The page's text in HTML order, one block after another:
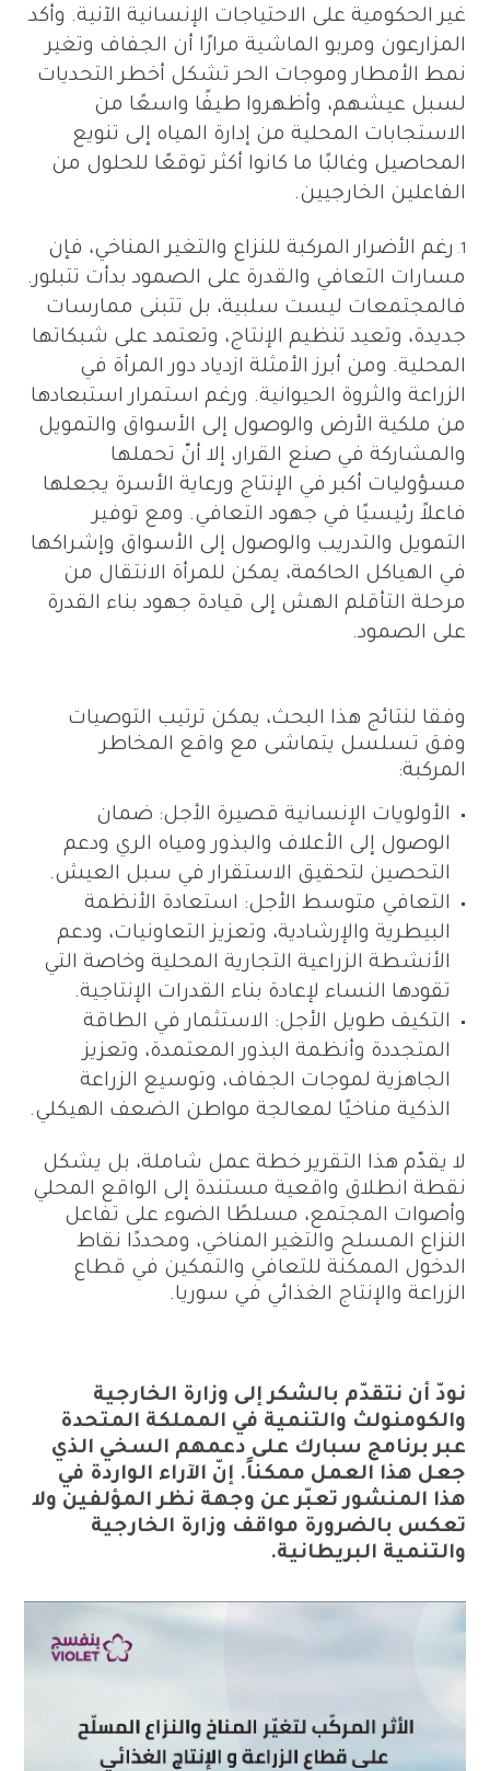
غير الحكومية على الاحتياجات الإنسانية الآنية. وأكد
المزارعون ومربو الماشية مرارًا أن الجفاف وتغير
نمط الأمطار وموجات الحر تشكل أخطر التحديات
لسبل عيشهم، وأظهروا طيفًا واسعًا من
الاستجابات المحلية من إدارة المياه إلى تنويع
المحاصيل وغالبًا ما كانوا أكثر توقعًا للحلول من
الفاعلين الخارجيين.
رغم الأضرار المركبة للنزاع والتغير المناخي، فإن
مسارات التعافي والقدرة على الصمود بدأت تتبلور.
فالمجتمعات ليست سلبية، بل تتبنى ممارسات
جديدة، وتعيد تنظيم الإنتاج، وتعتمد على شبكاتها
المحلية. ومن أبرز الأمثلة ازدياد دور المرأة في
الزراعة والثروة الحيوانية. ورغم استمرار استبعادها
من ملكية الأرض والوصول إلى الأسواق والتمويل
والمشاركة في صنع القرار، إلا أنّ تحملها
مسؤوليات أكبر في الإنتاج ورعاية الأسرة يجعلها
فاعلاً رئيسيًا في جهود التعافي. ومع توفير
التمويل والتدريب والوصول إلى الأسواق وإشراكها
في الهياكل الحاكمة، يمكن للمرأة الانتقال من
مرحلة التأقلم الهش إلى قيادة جهود بناء القدرة
على الصمود.
وفقا لنتائج هذا البحث، يمكن ترتيب التوصيات
وفق تسلسل يتماشى مع واقع المخاطر
المركبة:
الأولويات الإنسانية قصيرة الأجل: ضمان
الوصول إلى الأعلاف والبذور ومياه الري ودعم
التحصين لتحقيق الاستقرار في سبل العيش.
التعافي متوسط الأجل: استعادة الأنظمة
البيطرية والإرشادية، وتعزيز التعاونيات، ودعم
الأنشطة الزراعية التجارية المحلية وخاصة التي
تقودها النساء لإعادة بناء القدرات الإنتاجية.
التكيف طويل الأجل: الاستثمار في الطاقة
المتجددة وأنظمة البذور المعتمدة، وتعزيز
الجاهزية لموجات الجفاف، وتوسيع الزراعة
الذكية مناخيًا لمعالجة مواطن الضعف الهيكلي.
لا يقدّم هذا التقرير خطة عمل شاملة، بل يشكل
نقطة انطلاق واقعية مستندة إلى الواقع المحلي
وأصوات المجتمع، مسلطًا الضوء على تفاعل
النزاع المسلح والتغير المناخي، ومحددًا نقاط
الدخول الممكنة للتعافي والتمكين في قطاع
الزراعة والإنتاج الغذائي في سوريا.
نودّ أن نتقدّم بالشكر إلى وزارة الخارجية
والكومنولث والتنمية في المملكة المتحدة
عبر برنامج سبارك على دعمهم السخي الذي
جعل هذا العمل ممكناً. إنّ الآراء الواردة في
هذا المنشور تعبّر عن وجهة نظر المؤلفين ولا
تعكس بالضرورة مواقف وزارة الخارجية
والتنمية البريطانية.